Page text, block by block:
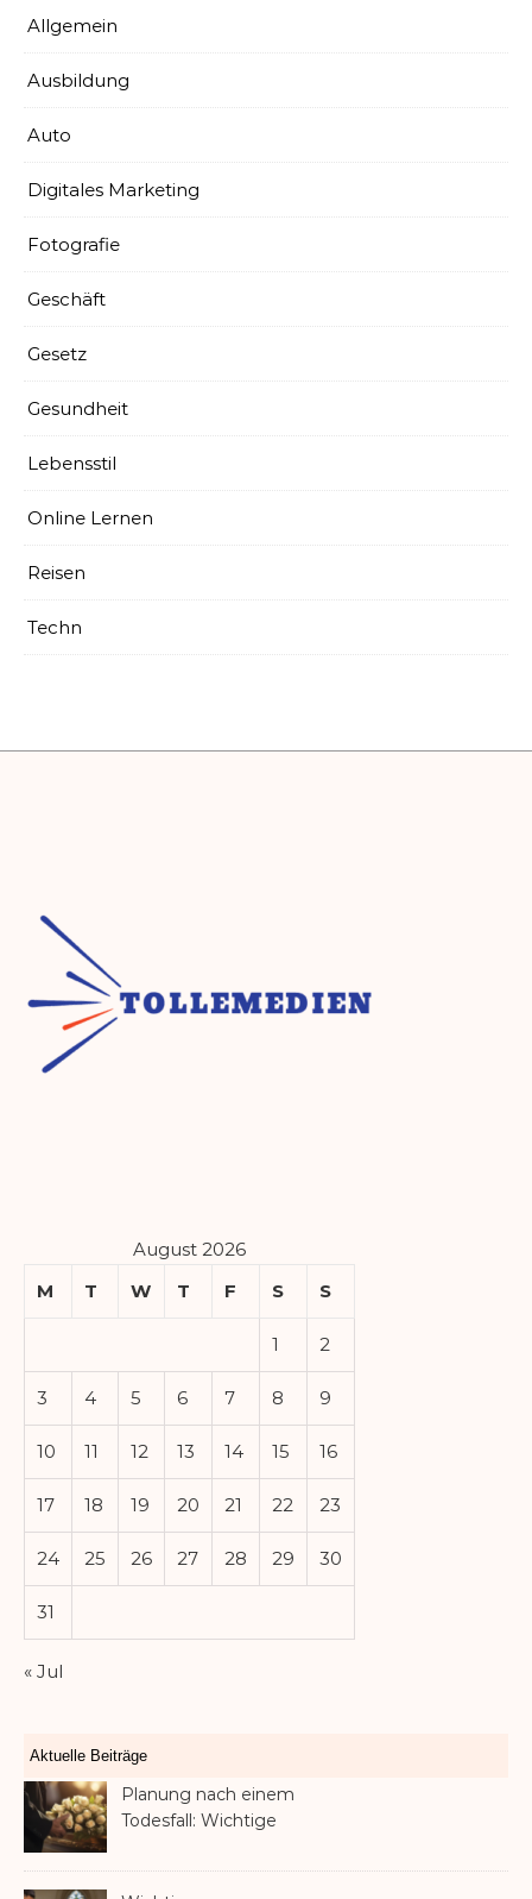
Allgemein
Ausbildung
Auto
Digitales Marketing
Fotografie
Geschäft
Gesetz
Gesundheit
Lebensstil
Online Lernen
Reisen
Techn
August 2026
M
T W T F S S
1 2
3 4 5 6 7 8 9
10 11 12 13 14 15 16
17 18 19 20 21 22 23
24 25 26 27 28 29 30
31
« Jul
Aktuelle Beiträge
Planung nach einem
Todesfall: Wichtige
Familie in Betracht ziehen